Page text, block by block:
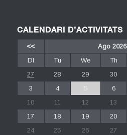
CALENDARI D’ACTIVITATS
<< Ago 2026
Dl
Tu We Th
27
28 29 30
3
4 5 6
10
11 12 13
17
18 19 20
24
25 26 27